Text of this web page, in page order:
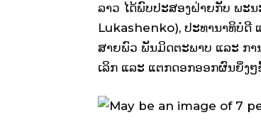
ລາວ ໄດ້ພົບປະສອງຝ່າຍກັບ ພະນ
Lukashenko), ປະທານາທິບໍດີ
ສາຍພົວ ພັນມິດຕະພາບ ແລະ ກາ
ເລິກ ແລະ ແຕກດອກອອກຜົນຍິ່ງໆ